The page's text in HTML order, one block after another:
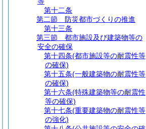
第十二条
第二節
防災都市づくりの推進
第十三条
第三節
都市施設及び建築物等の
安全の確保
第十四条(都市施設等の耐震性等
の確保)
第十五条(一般建築物の耐震性等
の確保)
第十六条(特殊建築物等の耐震性
等の確保)
第十七条(重要建築物の耐震性等
の強化)